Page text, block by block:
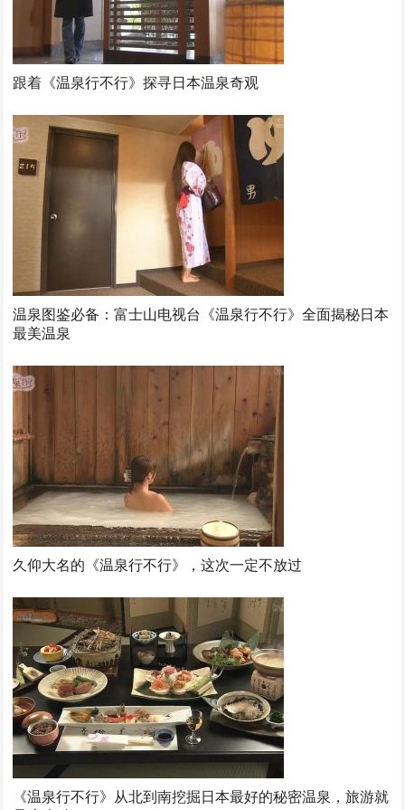
跟着《温泉行不行》探寻日本温泉奇观
温泉图鉴必备：富士山电视台《温泉行不行》全面揭秘日本
最美温泉
久仰大名的《温泉行不行》，这次一定不放过
《温泉行不行》从北到南挖掘日本最好的秘密温泉，旅游就